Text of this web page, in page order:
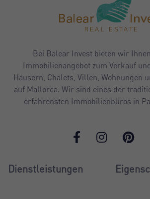
Bei Balear Invest bieten wir
Immobilienangebot zum Verkauf
Häusern, Chalets, Villen, Wohnungen
auf Mallorca. Wir sind eines der
erfahrensten Immobilienbüros in
Dienstleistungen